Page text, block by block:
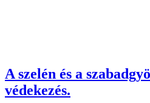
A szelén és a
védekezés.